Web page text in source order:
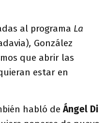
al programa La
, González
que abrir las
estar en
habló deÁngel Di